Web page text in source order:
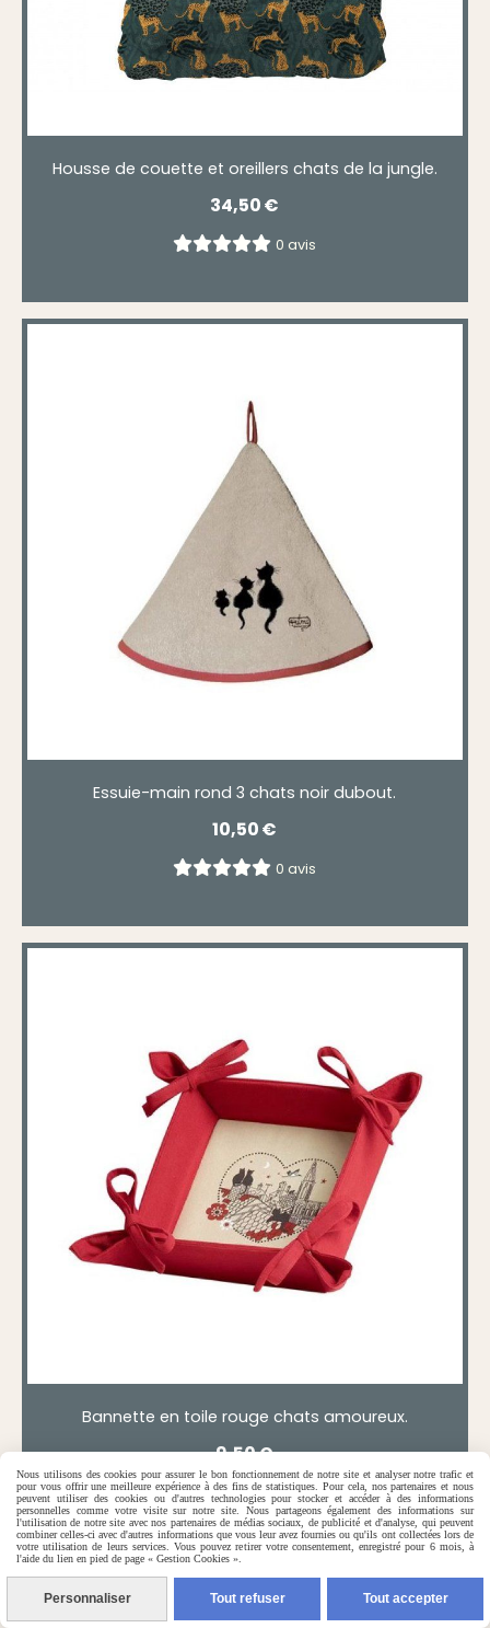
Housse de couette et oreillers chats de la jungle.
34,50€
0 avis
Essuie-main rond 3 chats noir dubout.
10,50€
0 avis
Bannette en toile rouge chats amoureux.
9,50€
0 avis
Nous utilisons des cookies pour assurer le bon fonctionnement de notre site et analyser notre trafic et
pour vous offrir une meilleure expérience à des fins de statistiques. Pour cela, nos partenaires et nous
peuvent utiliser des cookies ou d'autres technologies pour stocker et accéder à des informations
personnelles comme votre visite sur notre site. Nous partageons également des informations sur
l'utilisation de notre site avec nos partenaires de médias sociaux, de publicité et d'analyse, qui peuvent
combiner celles-ci avec d'autres informations que vous leur avez fournies ou qu'ils ont collectées lors de
votre utilisation de leurs services. Vous pouvez retirer votre consentement, enregistré pour 6 mois, à
l'aide du lien en pied de page « Gestion Cookies ».
Personnaliser Tout refuser Tout accepter